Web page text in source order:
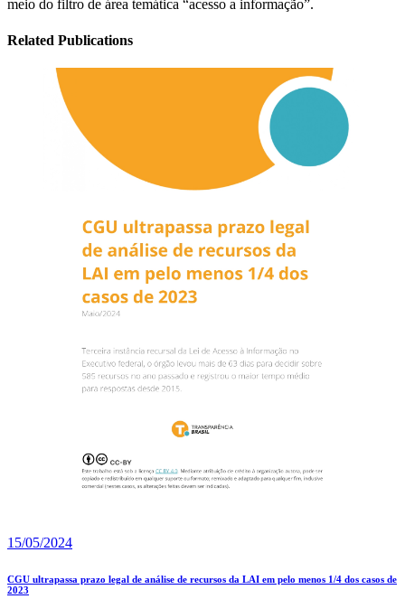
meio do filtro de área temática “acesso a informação”.
Related Publications
15/05/2024
CGU ultrapassa prazo legal de análise de recursos da LAI em pelo menos 1/4 dos casos de
2023